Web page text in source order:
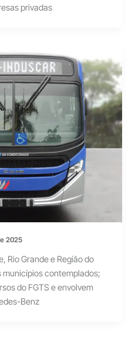
privadas
2025
Rio Grande e Região do
municípios contemplados;
do FGTS e envolvem
Benz